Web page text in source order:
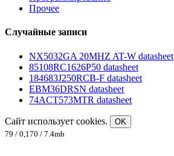
Прочее
Случайные записи
NX5032GA 20MHZ AT-W datasheet
85108RC1626P50 datasheet
184683J250RCB-F datasheet
EBM36DRSN datasheet
74ACT573MTR datasheet
Сайт использует cookies.
OK
79 / 0,170 / 7.4mb